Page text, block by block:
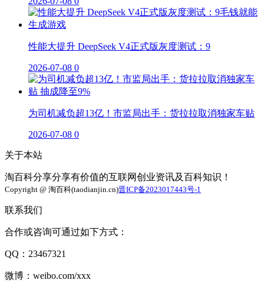
性能大提升 DeepSeek V4正式版灰度测试：9
2026-07-08 0
为司机减负超13亿！市监局出手：货拉拉取消独家车贴
2026-07-08 0
关于本站
淘百科分享分享有价值的互联网创业资讯及百科知识！
Copyright @ 淘百科(taodianjin.cn)晋ICP备2023017443号-1
联系我们
合作或咨询可通过如下方式：
QQ：23467321
微博：weibo.com/xxx